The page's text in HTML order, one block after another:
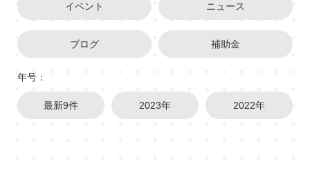
イベント ニュース
ブログ 補助金
年号：
最新9件 2023年 2022年